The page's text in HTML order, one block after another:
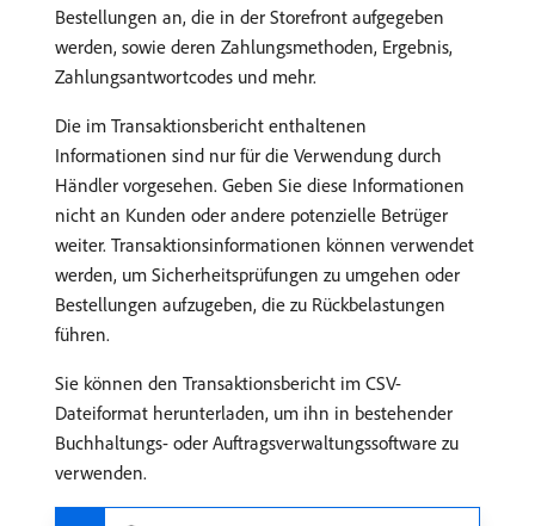
Bestellungen an, die in der Storefront aufgegeben
werden, sowie deren Zahlungsmethoden, Ergebnis,
Zahlungsantwortcodes und mehr.
Die im Transaktionsbericht enthaltenen
Informationen sind nur für die Verwendung durch
Händler vorgesehen. Geben Sie diese Informationen
nicht an Kunden oder andere potenzielle Betrüger
weiter. Transaktionsinformationen können verwendet
werden, um Sicherheitsprüfungen zu umgehen oder
Bestellungen aufzugeben, die zu Rückbelastungen
führen.
Sie können den Transaktionsbericht im CSV-
Dateiformat herunterladen, um ihn in bestehender
Buchhaltungs- oder Auftragsverwaltungssoftware zu
verwenden.